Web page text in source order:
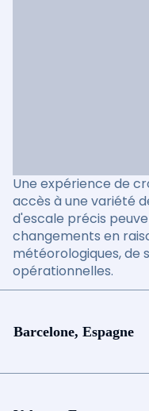
Une expérience de
accès à une variété
d'escale précis
changements en
météorologiques, de
opérationnelles.
Barcelone, Espagne